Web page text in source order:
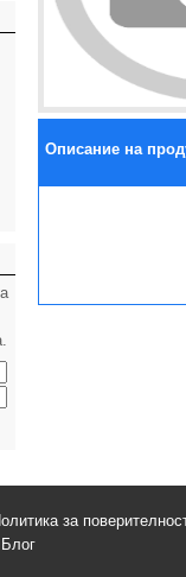
Описание на
за
Блог